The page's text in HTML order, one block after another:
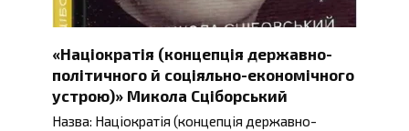
«Націократія (концепція державно-
політичного й соціяльно-економічного
устрою)» Микола Сціборський
Назва: Націократія (концепція державно-